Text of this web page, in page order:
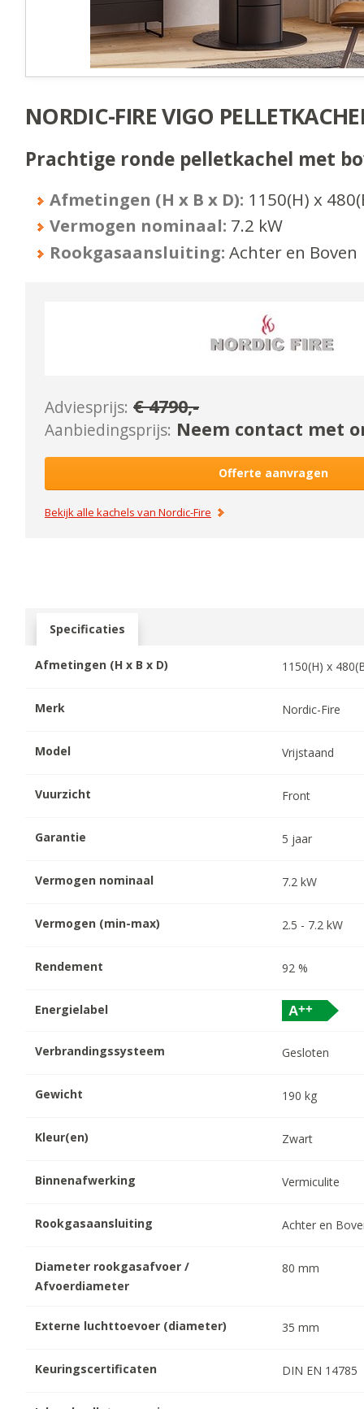
NORDIC-FIRE VIGO
Prachtige ronde pelletkachel met
Afmetingen (H x B x D): 1150(H) x 480
Vermogen nominaal: 7.2 kW
Rookgasaansluiting: Achter en Boven
Adviesprijs: €4790,-
Aanbiedingsprijs: Neem contact met
Offerte aanvragen
Bekijk alle kachels vanNordic-Fire
Specificaties
Afmetingen (H x B x D) 1150(H) x 480
Merk Nordic-Fire
Model Vrijstaand
Vuurzicht Front
Garantie 5 jaar
Vermogen nominaal 7.2 kW
Vermogen (min-max) 2.5 - 7.2 kW
Rendement 92 %
Energielabel
Verbrandingssysteem Gesloten
Gewicht 190 kg
Kleur(en) Zwart
Binnenafwerking Vermiculite
Rookgasaansluiting Achter en
Diameter rookgasafvoer /
Afvoerdiameter
80 mm
Externe luchttoevoer (diameter) 35 mm
Keuringscertificaten DIN EN 14785